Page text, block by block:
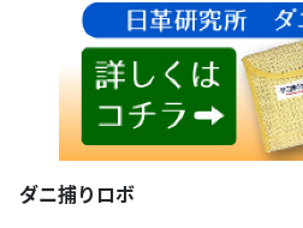
ダニ捕りロボ